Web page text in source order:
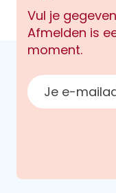
Vul je
Afmelden is
moment.
E-mailadres